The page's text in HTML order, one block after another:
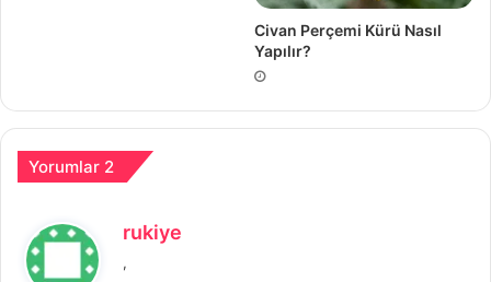
Civan Perçemi Kürü Nasıl
Yapılır?
Yorumlar 2
rukiye
,